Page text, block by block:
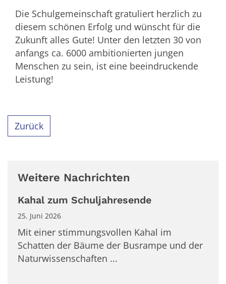
Die Schulgemeinschaft gratuliert herzlich zu
diesem schönen Erfolg und wünscht für die
Zukunft alles Gute! Unter den letzten 30 von
anfangs ca. 6000 ambitionierten jungen
Menschen zu sein, ist eine beeindruckende
Leistung!
Zurück
Weitere Nachrichten
Kahal zum Schuljahresende
25. Juni 2026
Mit einer stimmungsvollen Kahal im
Schatten der Bäume der Busrampe und der
Naturwissenschaften ...